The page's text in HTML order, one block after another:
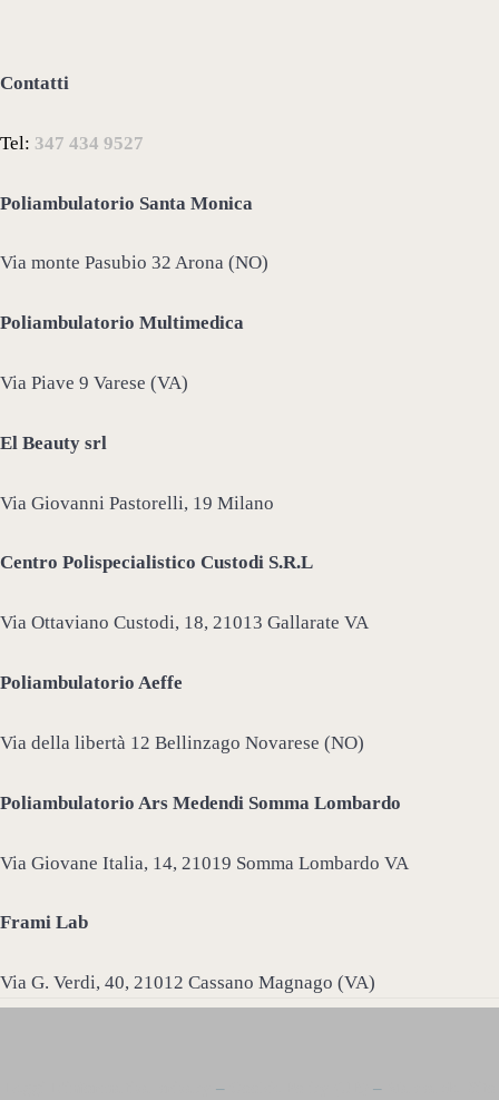
Contatti
Tel: 347 434 9527
Poliambulatorio Santa Monica
Via monte Pasubio 32 Arona (NO)
Poliambulatorio Multimedica
Via Piave 9 Varese (VA)
El Beauty srl
Via Giovanni Pastorelli, 19 Milano
Centro Polispecialistico Custodi S.R.L
Via Ottaviano Custodi, 18, 21013 Gallarate VA
Poliambulatorio Aeffe
Via della libertà 12 Bellinzago Novarese (NO)
Poliambulatorio Ars Medendi Somma Lombardo
Via Giovane Italia, 14, 21019 Somma Lombardo VA
Frami Lab
Via G. Verdi, 40, 21012 Cassano Magnago (VA)
– –